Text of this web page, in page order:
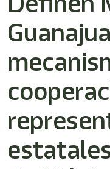
Este
acceso
directo
lector
de
pantalla
ayudarle
navegar